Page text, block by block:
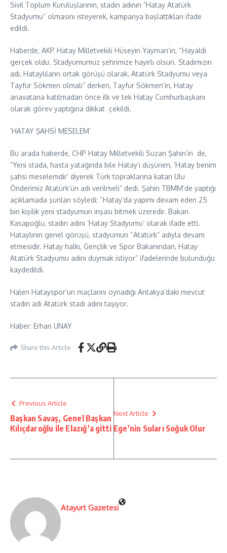
Sivil Toplum Kuruluşlarının, stadın adının ”Hatay Atatürk
Stadyumu” olmasını isteyerek, kampanya başlattıkları ifade
edildi.
Haberde, AKP Hatay Milletvekili Hüseyin Yayman’ın, “Hayaldi
gerçek oldu. Stadyumumuz şehrimize hayırlı olsun. Stadımızın
adı, Hataylıların ortak görüşü olarak, Atatürk Stadyumu veya
Tayfur Sökmen olmalı” derken, Tayfur Sökmen’in, Hatay
anavatana katılmadan önce ilk ve tek Hatay Cumhurbaşkanı
olarak görev yaptığına dikkat çekildi.
‘HATAY ŞAHSİ MESELEM’
Bu arada haberde, CHP Hatay Milletvekili Suzan Şahin’in de,
”Yeni stada, hasta yatağında bile Hatay’ı düşünen, ‘Hatay benim
şahsi meselemdir’ diyerek Türk topraklarına katan Ulu
Önderimiz Atatürk’ün adı verilmeli” dedi. Şahin TBMM’de yaptığı
açıklamada şunları söyledi: “Hatay’da yapımı devam eden 25
bin kişilik yeni stadyumun inşası bitmek üzeredir. Bakan
Kasapoğlu, stadın adını ‘Hatay Stadyumu’ olarak ifade etti.
Hataylının genel görüşü, stadyumun “Atatürk” adıyla devam
etmesidir. Hatay halkı, Gençlik ve Spor Bakanından, Hatay
Atatürk Stadyumu adını duymak istiyor” ifadelerinde bulunduğu
kaydedildi.
Halen Hatayspor’un maçlarını oynadığı Antakya’daki mevcut
stadın adı Atatürk stadı adını taşıyor.
Haber: Erhan UNAY
Share this Article
Previous Article
Başkan Savaş, Genel Başkan
Kılıçdaroğlu ile Elazığ’a gitti
Next Article
Ege’nin Suları Soğuk Olur
Atayurt Gazetesi